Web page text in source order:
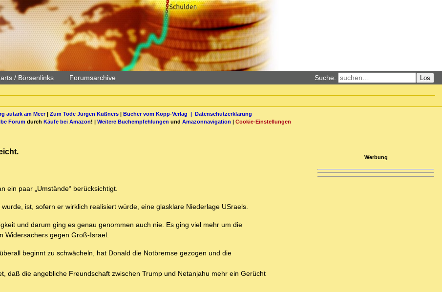
/ Börsenlinks Forumsarchive Suche: Los
autark am Meer| Zum Tode Jürgen Küßners| Bücher vom Kopp-Verlag | Datenschutzerklärung
Forum durch Käufe bei Amazon! | Weitere Buchempfehlungen und Amazonnavigation | Cookie-Einstellungen
ein paar „Umstände“ berücksichtigt.
ist, sofern er wirklich realisiert würde, eine glasklare Niederlage USraels.
und darum ging es genau genommen auch nie. Es ging viel mehr um die
Widersachers gegen Groß-Israel.
beginnt zu schwächeln, hat Donald die Notbremse gezogen und die
daß die angebliche Freundschaft zwischen Trump und Netanjahu mehr ein Gerücht
Werbung